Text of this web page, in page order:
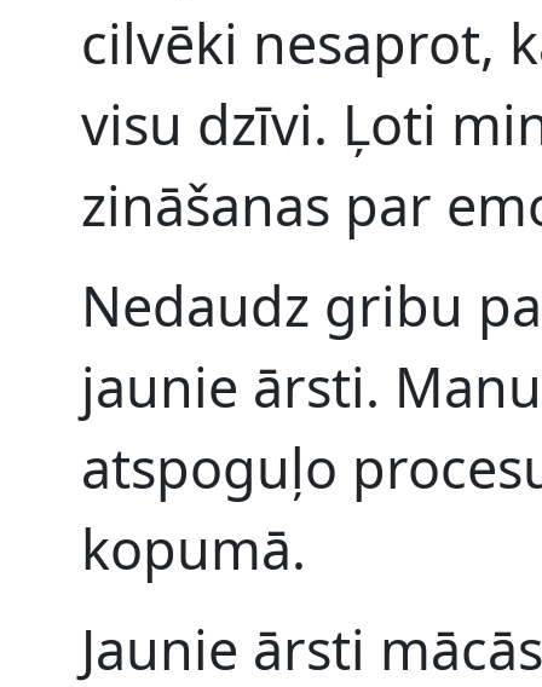
cilvēki nesaprot,
visu dzīvi. Ļoti
zināšanas par
Nedaudz gribu
jaunie ārsti.
atspoguļo
kopumā.
Jaunie ārsti